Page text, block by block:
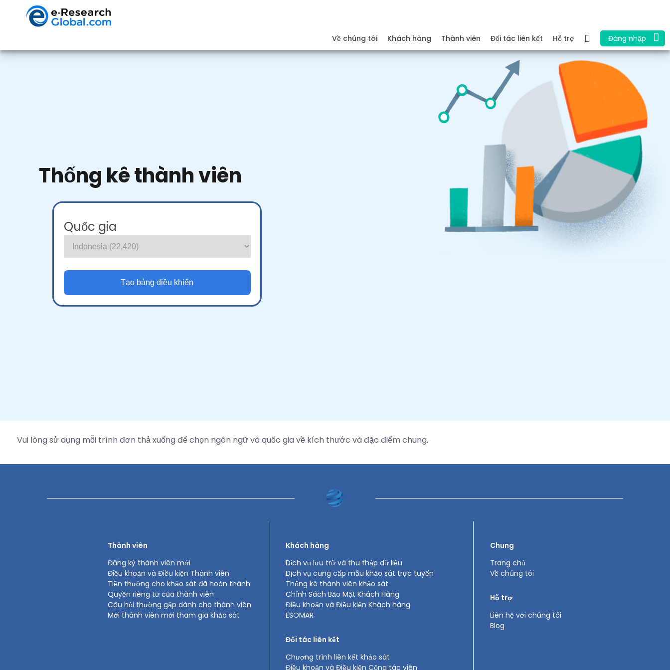
Về chúng tôi Khách hàng Thành viên Đối tác liên kết Hỗ trợ Đăng nhập
Thống kê thành viên
Quốc gia
Vui lòng sử dụng mỗi trình đơn thả xuống để chọn ngôn ngữ và quốc gia về kích thước và đặc điểm chung.
Thành viên
Đăng ký thành viên mới
Điều khoản và Điều kiện Thành viên
Tiền thưởng cho khảo sát đã hoàn thành
Quyền riêng tư của thành viên
Câu hỏi thường gặp dành cho thành viên
Mời thành viên mới tham gia khảo sát
Khách hàng
Dịch vụ lưu trữ và thu thập dữ liệu
Dịch vụ cung cấp mẫu khảo sát trực tuyến
Thống kê thành viên khảo sát
Chính Sách Bảo Mật Khách Hàng
Điều khoản và Điều kiện Khách hàng
ESOMAR
Đối tác liên kết
Chương trình liên kết khảo sát
Điều khoản và Điều kiện Cộng tác viên
Chung
Trang chủ
Về chúng tôi
Hỗ trợ
Liên hệ với chúng tôi
Blog